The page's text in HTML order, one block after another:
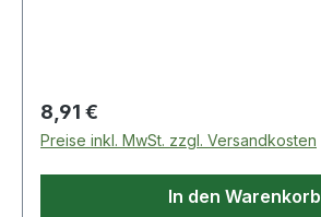
Regulärer Preis:
8,91 €
Preise inkl. MwSt. zzgl. Versandkosten
In den Warenkorb